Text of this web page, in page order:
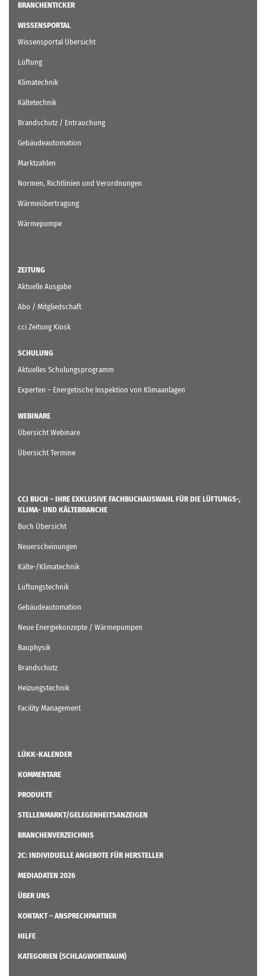
BRANCHENTICKER
WISSENSPORTAL
Wissensportal Übersicht
Lüftung
Klimatechnik
Kältetechnik
Brandschutz / Entrauchung
Gebäudeautomation
Marktzahlen
Normen, Richtlinien und Verordnungen
Wärmeübertragung
Wärmepumpe
ZEITUNG
Aktuelle Ausgabe
Abo / Mitgliedschaft
cci Zeitung Kiosk
SCHULUNG
Aktuelles Schulungsprogramm
Experten – Energetische Inspektion von Klimaanlagen
WEBINARE
Übersicht Webinare
Übersicht Termine
CCI BUCH – IHRE EXKLUSIVE FACHBUCHAUSWAHL FÜR DIE LÜFTUNGS-,
KLIMA- UND KÄLTEBRANCHE
Buch Übersicht
Neuerscheinungen
Kälte-/Klimatechnik
Lüftungstechnik
Gebäudeautomation
Neue Energiekonzepte / Wärmepumpen
Bauphysik
Brandschutz
Heizungstechnik
Facility Management
LÜKK-KALENDER
KOMMENTARE
PRODUKTE
STELLENMARKT/GELEGENHEITSANZEIGEN
BRANCHENVERZEICHNIS
2C: INDIVIDUELLE ANGEBOTE FÜR HERSTELLER
MEDIADATEN 2026
ÜBER UNS
KONTAKT – ANSPRECHPARTNER
HILFE
KATEGORIEN (SCHLAGWORTBAUM)